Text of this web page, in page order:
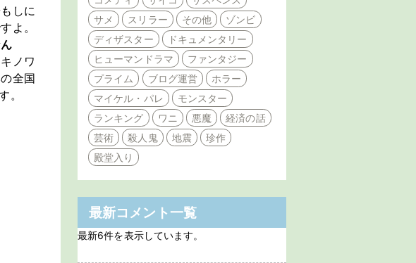
しに
よ。
ノワ
全国
。
サメ
スリラー その他
ゾンビ
ディザスター
ドキュメンタリー
ヒューマンドラマ
ファンタジー
プライム
ブログ運営
ホラー
マイケル・パレ
モンスター
ランキング
ワニ 悪魔
経済の話
芸術
殺人鬼 地震
珍作
殿堂入り
最新コメント一覧
最新6件を表示しています。